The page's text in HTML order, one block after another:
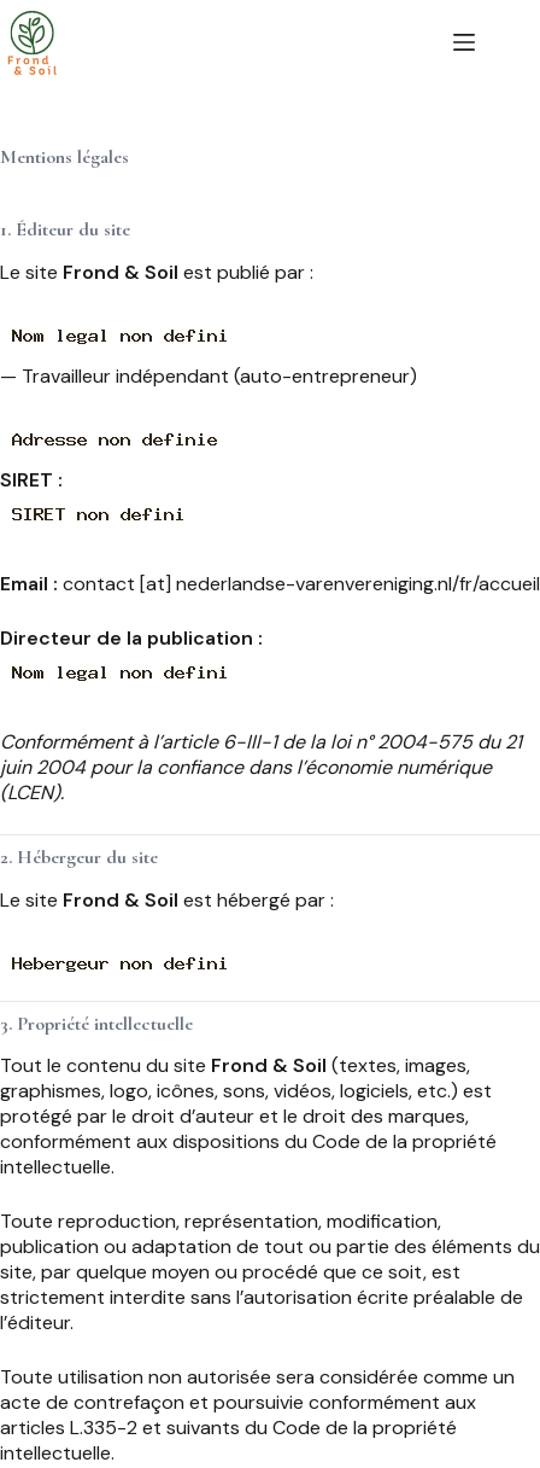
Passer
au
contenu
Mentions légales
1. Éditeur du site
Le site Frond & Soil est publié par :
— Travailleur indépendant (auto-entrepreneur)
SIRET :
Email : contact [at] nederlandse-varenvereniging.nl/fr/accueil
Directeur de la publication :
Conformément à l’article 6-III-1 de la loi n° 2004-575 du 21
juin 2004 pour la confiance dans l’économie numérique
(LCEN).
2. Hébergeur du site
Le site Frond & Soil est hébergé par :
3. Propriété intellectuelle
Tout le contenu du site Frond & Soil (textes, images,
graphismes, logo, icônes, sons, vidéos, logiciels, etc.) est
protégé par le droit d’auteur et le droit des marques,
conformément aux dispositions du Code de la propriété
intellectuelle.
Toute reproduction, représentation, modification,
publication ou adaptation de tout ou partie des éléments du
site, par quelque moyen ou procédé que ce soit, est
strictement interdite sans l’autorisation écrite préalable de
l’éditeur.
Toute utilisation non autorisée sera considérée comme un
acte de contrefaçon et poursuivie conformément aux
articles L.335-2 et suivants du Code de la propriété
intellectuelle.